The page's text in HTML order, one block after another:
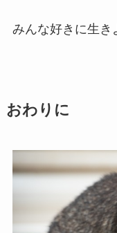
みんな好きに生き
おわりに